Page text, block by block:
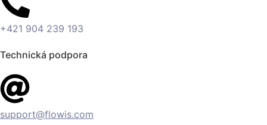
+421 904 239 193
Technická podpora
support@flowis.com